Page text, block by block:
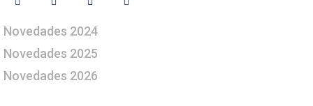
Novedades 2024
Novedades 2025
Novedades 2026